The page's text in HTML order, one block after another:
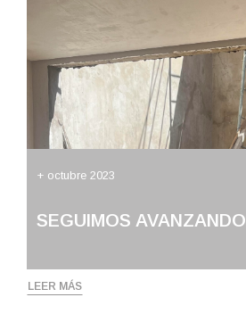
+ octubre 2023
SEGUIMOS AVANZANDO
LEER MÁS